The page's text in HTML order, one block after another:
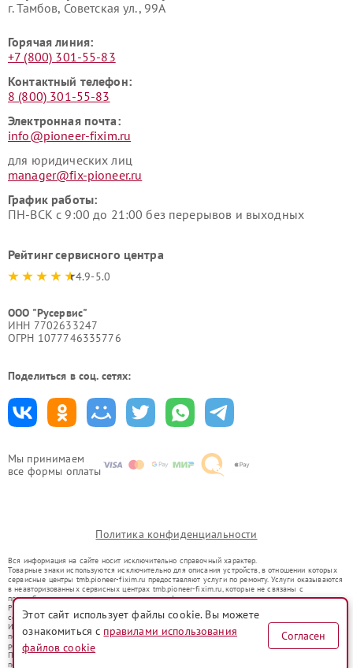
Мы принимаем
все формы оплаты
г. Тамбов, Советская ул., 99А
Горячая линия:
+7 (800) 301-55-83
Контактный телефон:
8 (800) 301-55-83
Электронная почта:
info@pioneer-fixim.ru
для юридических лиц
manager@fix-pioneer.ru
График работы:
ПН-ВСК с 9:00 до 21:00 без перерывов и выходных
Рейтинг сервисного центра
4.9-5.0
ООО "Русервис"
ИНН 7702633247
ОГРН 1077746335776
Поделиться в соц. сетях:
Политика конфиденциальности
Вся информация на сайте носит исключительно справочный характер.
Товарные знаки используются исключительно для описания устройств, в отношении которых
сервисные центры tmb.pioneer-fixim.ru предоставляют услуги по ремонту. Услуги оказываются
в неавторизованных сервисных центрах tmb.pioneer-fixim.ru, которые не связаны с
правообладателями товарных знаков или их официальными представителями.
Ремонт осуществляется для устройств, уже введенных в гражданский оборот в соответствии
со статьей 1487 ГК РФ.
Использование товарных знаков не преследует цели индивидуализации услуг или введения
потребителей в заблуждение, а служит для информирования о предоставляемых услугах по
ремонту техники указанных брендов.
Представленная на сайте информация не является публичной офертой, определяемой
положениями Статьи 437(2) Гражданского кодекса РФ
Этот сайт использует файлы cookie. Вы можете
ознакомиться с правилами использования
файлов cookie
Согласен